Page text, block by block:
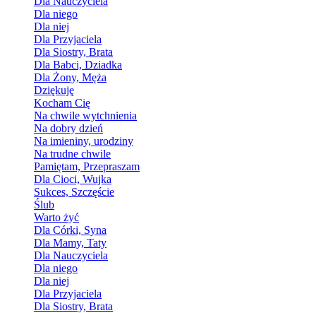
Dla niego
Dla niej
Dla Przyjaciela
Dla Siostry, Brata
Dla Babci, Dziadka
Dla Żony, Męża
Dziękuję
Kocham Cię
Na chwile wytchnienia
Na dobry dzień
Na imieniny, urodziny
Na trudne chwile
Pamiętam, Przepraszam
Dla Cioci, Wujka
Sukces, Szczęście
Ślub
Warto żyć
Dla Córki, Syna
Dla Mamy, Taty
Dla Nauczyciela
Dla niego
Dla niej
Dla Przyjaciela
Dla Siostry, Brata